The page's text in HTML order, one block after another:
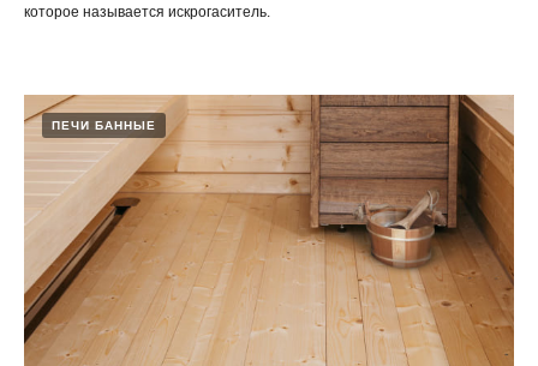
которое называется искрогаситель.
ПЕЧИ БАННЫЕ